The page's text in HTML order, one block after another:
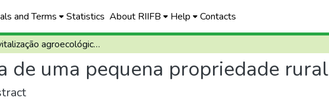
and Terms Statistics About RIIFB Help Contacts
Revitalização agroecológica de uma pequena propriedade rural
de uma pequena propriedade rural